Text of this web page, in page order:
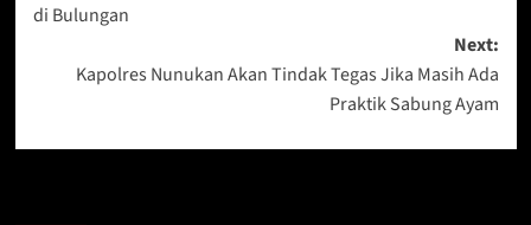
di Bulungan
Next:
Kapolres Nunukan Akan Tindak Tegas Jika Masih Ada
Praktik Sabung Ayam